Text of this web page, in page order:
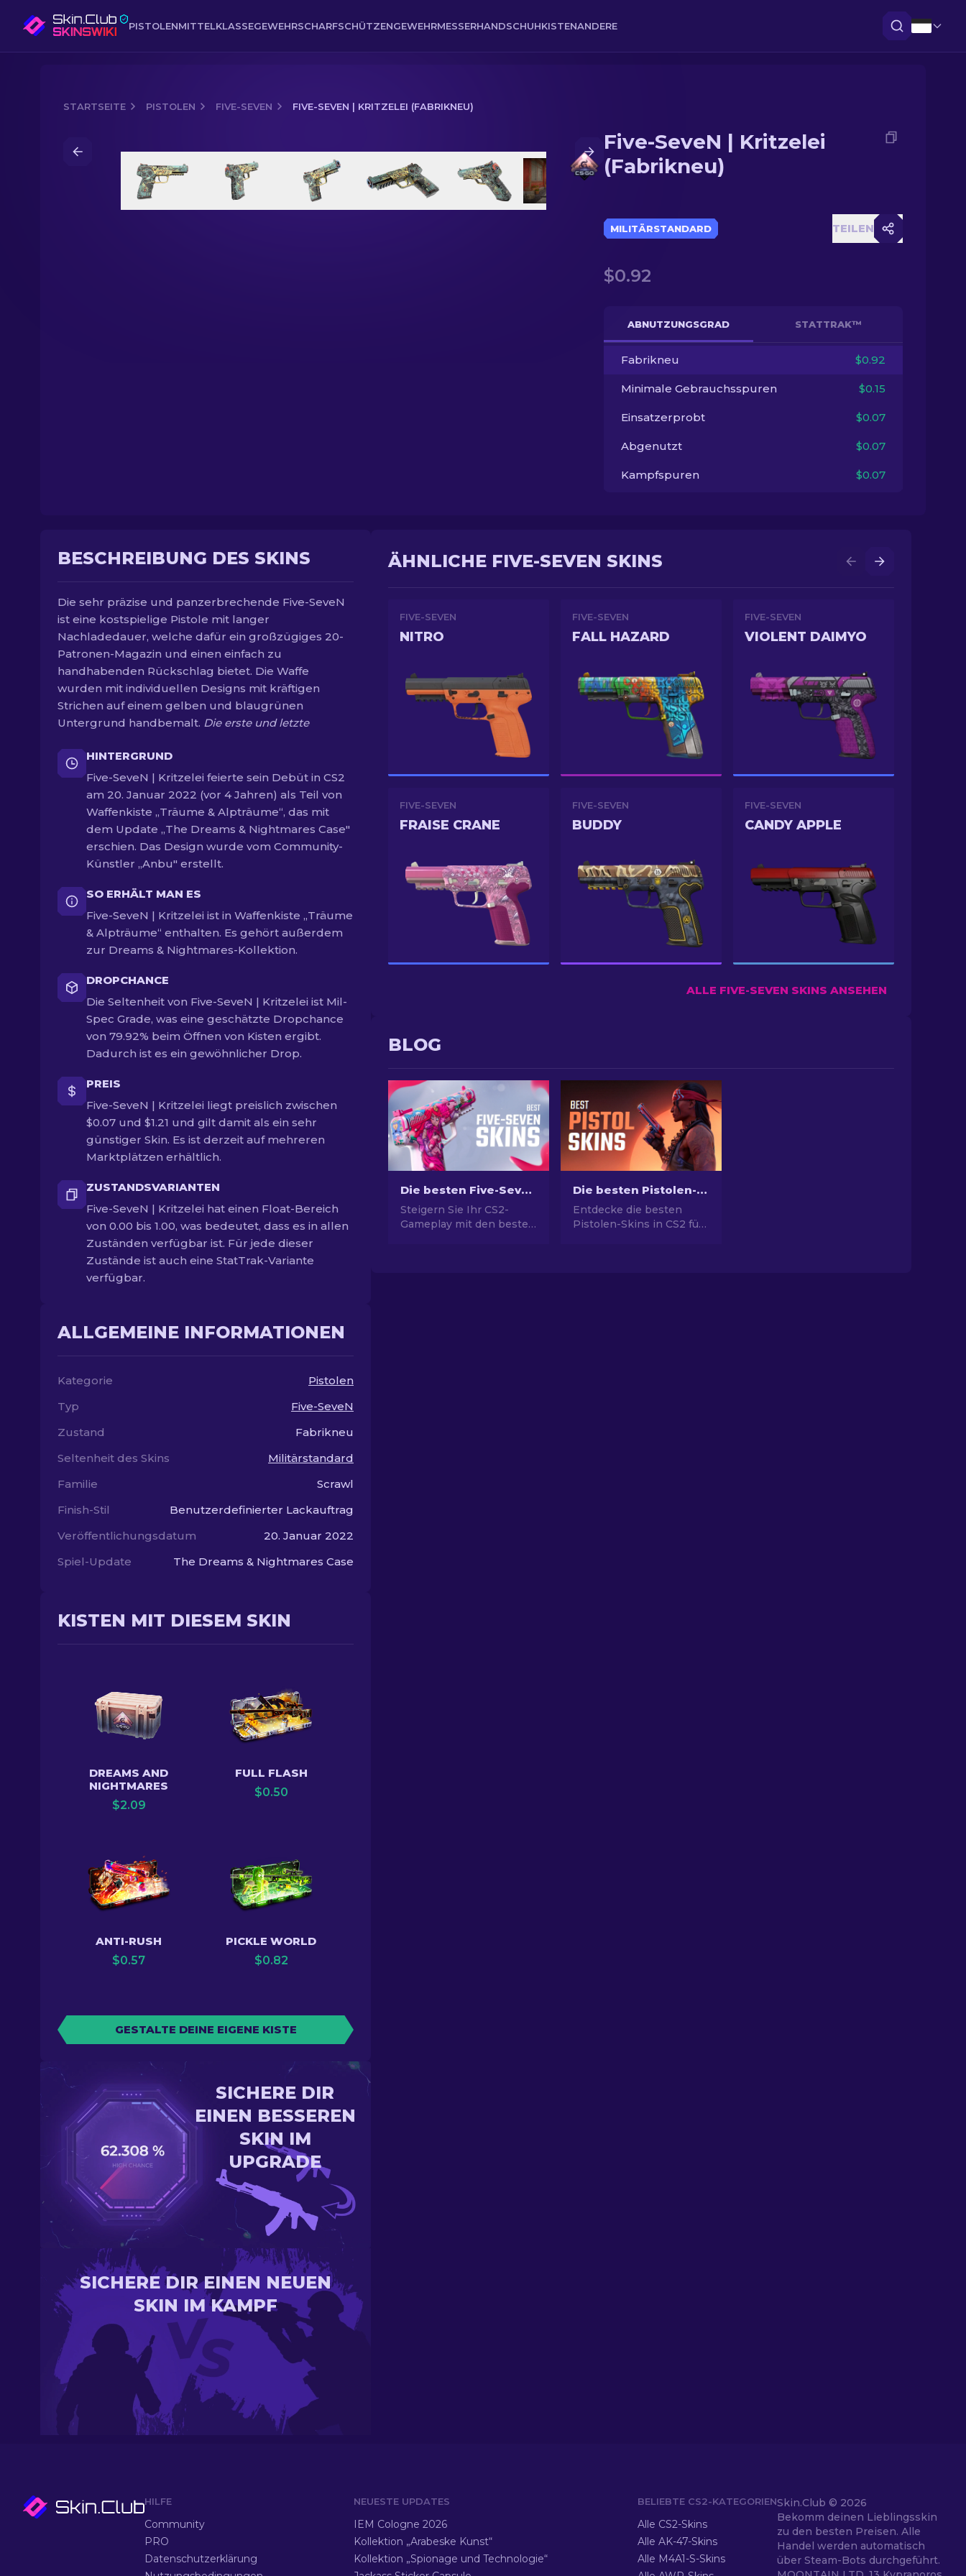
PISTOLENMITTELKLASSEGEWEHRSCHARFSCHÜTZENGEWEHRMESSERHANDSCHUHKISTENANDERE
STARTSEITE PISTOLEN FIVE-SEVEN FIVE-SEVEN | KRITZELEI (FABRIKNEU)
Five-SeveN | Kritzelei (Fabrikneu)
Five-SeveN | Kritzelei
(Fabrikneu)
MILITÄRSTANDARD TEILEN
$0.92
ABNUTZUNGSGRAD STATTRAK™
Fabrikneu $0.92
Minimale Gebrauchsspuren $0.15
Einsatzerprobt $0.07
Abgenutzt $0.07
Kampfspuren $0.07
BESCHREIBUNG DES SKINS
Die sehr präzise und panzerbrechende Five-SeveN
ist eine kostspielige Pistole mit langer
Nachladedauer, welche dafür ein großzügiges 20-
Patronen-Magazin und einen einfach zu
handhabenden Rückschlag bietet. Die Waffe
wurden mit individuellen Designs mit kräftigen
Strichen auf einem gelben und blaugrünen
Untergrund handbemalt. Die erste und letzte
HINTERGRUND
Five-SeveN | Kritzelei feierte sein Debüt in CS2
am 20. Januar 2022 (vor 4 Jahren) als Teil von
Waffenkiste „Träume & Alpträume“, das mit
dem Update „The Dreams & Nightmares Case"
erschien. Das Design wurde vom Community-
Künstler „Anbu" erstellt.
SO ERHÄLT MAN ES
Five-SeveN | Kritzelei ist in Waffenkiste „Träume
& Alpträume“ enthalten. Es gehört außerdem
zur Dreams & Nightmares-Kollektion.
DROPCHANCE
Die Seltenheit von Five-SeveN | Kritzelei ist Mil-
Spec Grade, was eine geschätzte Dropchance
von 79.92% beim Öffnen von Kisten ergibt.
Dadurch ist es ein gewöhnlicher Drop.
PREIS
Five-SeveN | Kritzelei liegt preislich zwischen
$0.07 und $1.21 und gilt damit als ein sehr
günstiger Skin. Es ist derzeit auf mehreren
Marktplätzen erhältlich.
ZUSTANDSVARIANTEN
Five-SeveN | Kritzelei hat einen Float-Bereich
von 0.00 bis 1.00, was bedeutet, dass es in allen
Zuständen verfügbar ist. Für jede dieser
Zustände ist auch eine StatTrak-Variante
verfügbar.
ALLGEMEINE INFORMATIONEN
Kategorie
Pistolen
Typ
Five-SeveN
Zustand
Fabrikneu
Seltenheit des Skins
Militärstandard
Familie
Scrawl
Finish-Stil
Benutzerdefinierter Lackauftrag
Veröffentlichungsdatum
20. Januar 2022
Spiel-Update
The Dreams & Nightmares Case
KISTEN MIT DIESEM SKIN
DREAMS AND
NIGHTMARES
$2.09
FULL FLASH
$0.50
ANTI-RUSH
$0.57
PICKLE WORLD
$0.82
GESTALTE DEINE EIGENE KISTE
SICHERE DIR
EINEN BESSEREN
SKIN IM
UPGRADE
SICHERE DIR EINEN NEUEN
SKIN IM KAMPF
ÄHNLICHE FIVE-SEVEN SKINS
FIVE-SEVEN
NITRO
FIVE-SEVEN
FALL HAZARD
FIVE-SEVEN
VIOLENT DAIMYO
FIVE-SEVEN
FRAISE CRANE
FIVE-SEVEN
BUDDY
FIVE-SEVEN
CANDY APPLE
ALLE FIVE-SEVEN SKINS ANSEHEN
BLOG
Die besten Five-SeveN Skins in CS2 [2026]
Steigern Sie Ihr CS2-
Gameplay mit den besten
Die besten Pistolen-Skins in CS2 [2026]
Entdecke die besten
Pistolen-Skins in CS2 für
HILFE
Community
PRO
Datenschutzerklärung
NEUESTE UPDATES
IEM Cologne 2026
Kollektion „Arabeske Kunst“
Kollektion „Spionage und Technologie“
BELIEBTE CS2-KATEGORIEN
Alle CS2-Skins
Alle AK-47-Skins
Alle M4A1-S-Skins
Skin.Club © 2026
Bekomm deinen Lieblingsskin
zu den besten Preisen. Alle
Handel werden automatisch
über Steam-Bots durchgeführt.